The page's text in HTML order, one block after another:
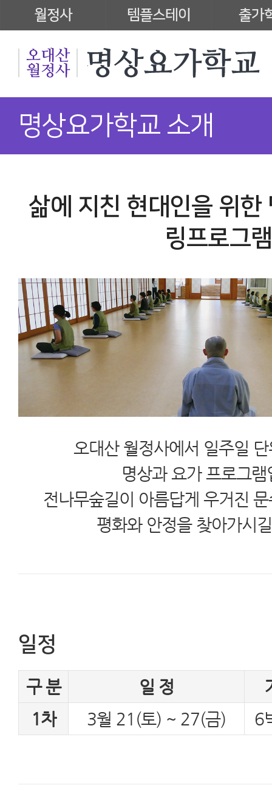
월정사 템플스테이 출가
명상요가학교 소개
삶에 지친 현대인을 위한
링프로그램
오대산 월정사에서 일주일
명상과 요가 프로그램
전나무숲길이 아름답게 우거진
평화와 안정을 찾아가시
일정
구 분 일 정
1차
3월 21(토) ~ 27(금) 6